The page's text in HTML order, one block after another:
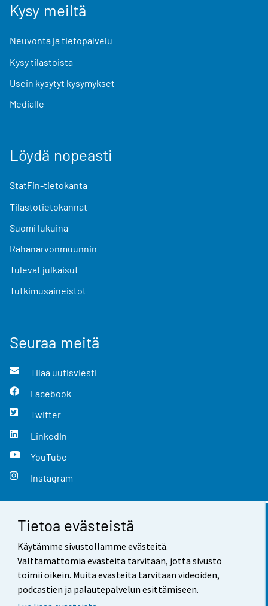
Tietoa evästeistä
Käytämme sivustollamme evästeitä.
Välttämättömiä evästeitä tarvitaan, jotta sivusto
toimii oikein. Muita evästeitä tarvitaan videoiden,
podcastien ja palautepalvelun esittämiseen.
Kysy meiltä
Neuvonta ja tietopalvelu
Kysy tilastoista
Usein kysytyt kysymykset
Medialle
Löydä nopeasti
StatFin-tietokanta
Tilastotietokannat
Suomi lukuina
Rahanarvonmuunnin
Tulevat julkaisut
Tutkimusaineistot
Seuraa meitä
Tilaa uutisviesti
Facebook
Twitter
LinkedIn
YouTube
Instagram
Yhteystiedot
Palaute
Käyttöehdot